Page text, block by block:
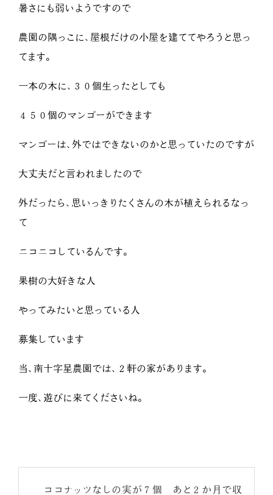
暑さにも弱いようですので
農園の隅っこに、屋根だけの小屋を建ててやろうと思っ
てます。
一本の木に、３０個生ったとしても
４５０個のマンゴーができます
マンゴーは、外ではできないのかと思っていたのですが
大丈夫だと言われましたので
外だったら、思いっきりたくさんの木が植えられるなっ
て
ニコニコしているんです。
果樹の大好きな人
やってみたいと思っている人
募集しています
当、南十字星農園では、２軒の家があります。
一度、遊びに来てくださいね。
ココナッツなしの実が７個 あと２か月で収